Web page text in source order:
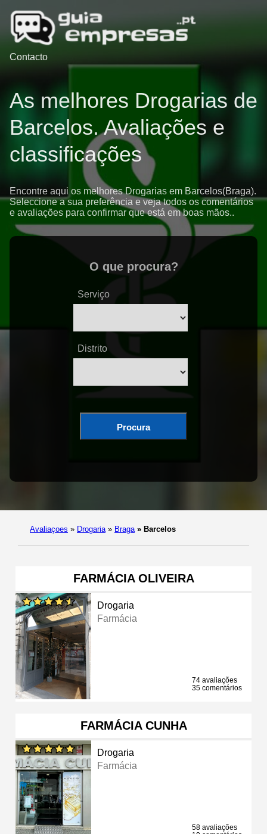
Contacto
As melhores Drogarias de
Barcelos. Avaliações e
classificações
Encontre aqui os melhores Drogarias em Barcelos(Braga).
Seleccione a sua preferência e veja todos os comentários
e avaliações para confirmar que está em boas mãos..
O que procura?
Serviço
Distrito
Procura
Avaliaçoes » Drogaria » Braga » Barcelos
FARMÁCIA OLIVEIRA
Drogaria
Farmácia
74 avaliações
35 comentários
FARMÁCIA CUNHA
Drogaria
Farmácia
58 avaliações